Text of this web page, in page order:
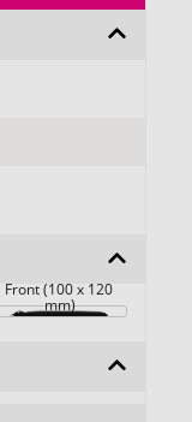
Front (100 x 120
mm)